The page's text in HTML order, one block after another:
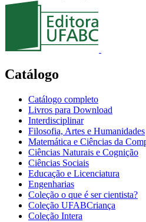
Catálogo
Catálogo completo
Livros para Download
Interdisciplinar
Filosofia, Artes e Humanidades
Matemática e Ciências da
Ciências Naturais e Cognição
Ciências Sociais
Educação e Licenciatura
Engenharias
Coleção o que é ser cientista?
Coleção UFABCriança
Coleção Intera